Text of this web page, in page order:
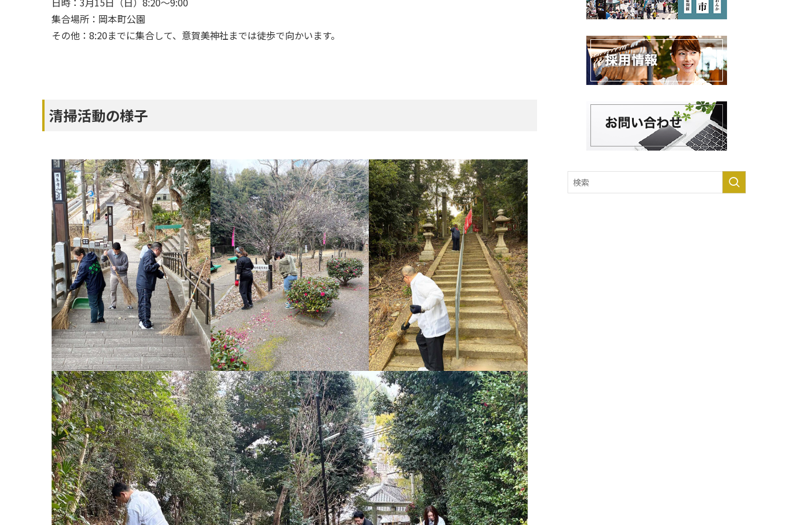
集合場所：岡本町公園
その他：8:20までに集合して、意賀美神社までは徒歩で向かいます。
清掃活動の様子